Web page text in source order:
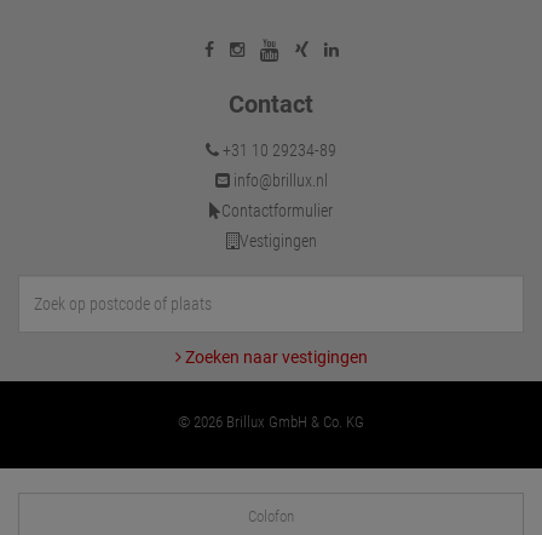
Contact
+31 10 29234-89
info@brillux.nl
Contactformulier
Vestigingen
Zoeken naar vestigingen
© 2026 Brillux GmbH & Co. KG
Colofon